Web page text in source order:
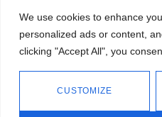
We use cookies to enhance
personalized ads or content,
clicking "Accept All", you
CUSTOMIZE
CONOCE
OFERTAS...
2026.